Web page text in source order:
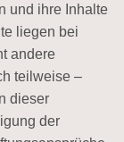
und ihre Inhalte
liegen bei
andere
teilweise –
dieser
der